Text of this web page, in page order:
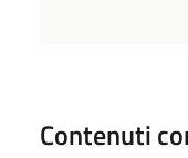
Contenuti